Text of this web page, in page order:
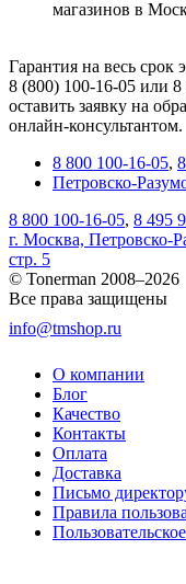
магазинов в
Гарантия на весь срок
8 (800) 100-16-05 или
оставить заявку на
онлайн-консультантом.
8 800 100-16-05,
Петровско-
8 800 100-16-05, 8 495
г. Москва, Петровско-
стр. 5
© Tonerman 2008–2026
Все права защищены
info@tmshop.ru
О компании
Блог
Качество
Контакты
Оплата
Доставка
Письмо
Правила